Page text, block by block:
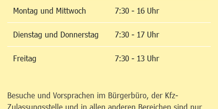
Montag und Mittwoch 7:30 - 16 Uhr
Dienstag und Donnerstag 7:30 - 17 Uhr
Freitag 7:30 - 13 Uhr
Besuche und Vorsprachen im Bürgerbüro, der Kfz-
Zulassungsstelle und in allen anderen Bereichen sind nur